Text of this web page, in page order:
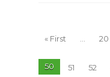
« First ... 20
50
51 52